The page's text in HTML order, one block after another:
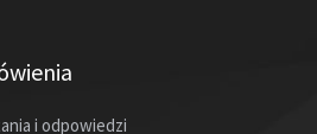
i odpowiedzi